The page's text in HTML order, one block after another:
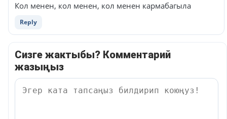
Кол менен, кол менен, кол менен кармабагыла
Reply
Сизге жактыбы? Комментарий
жазыңыз